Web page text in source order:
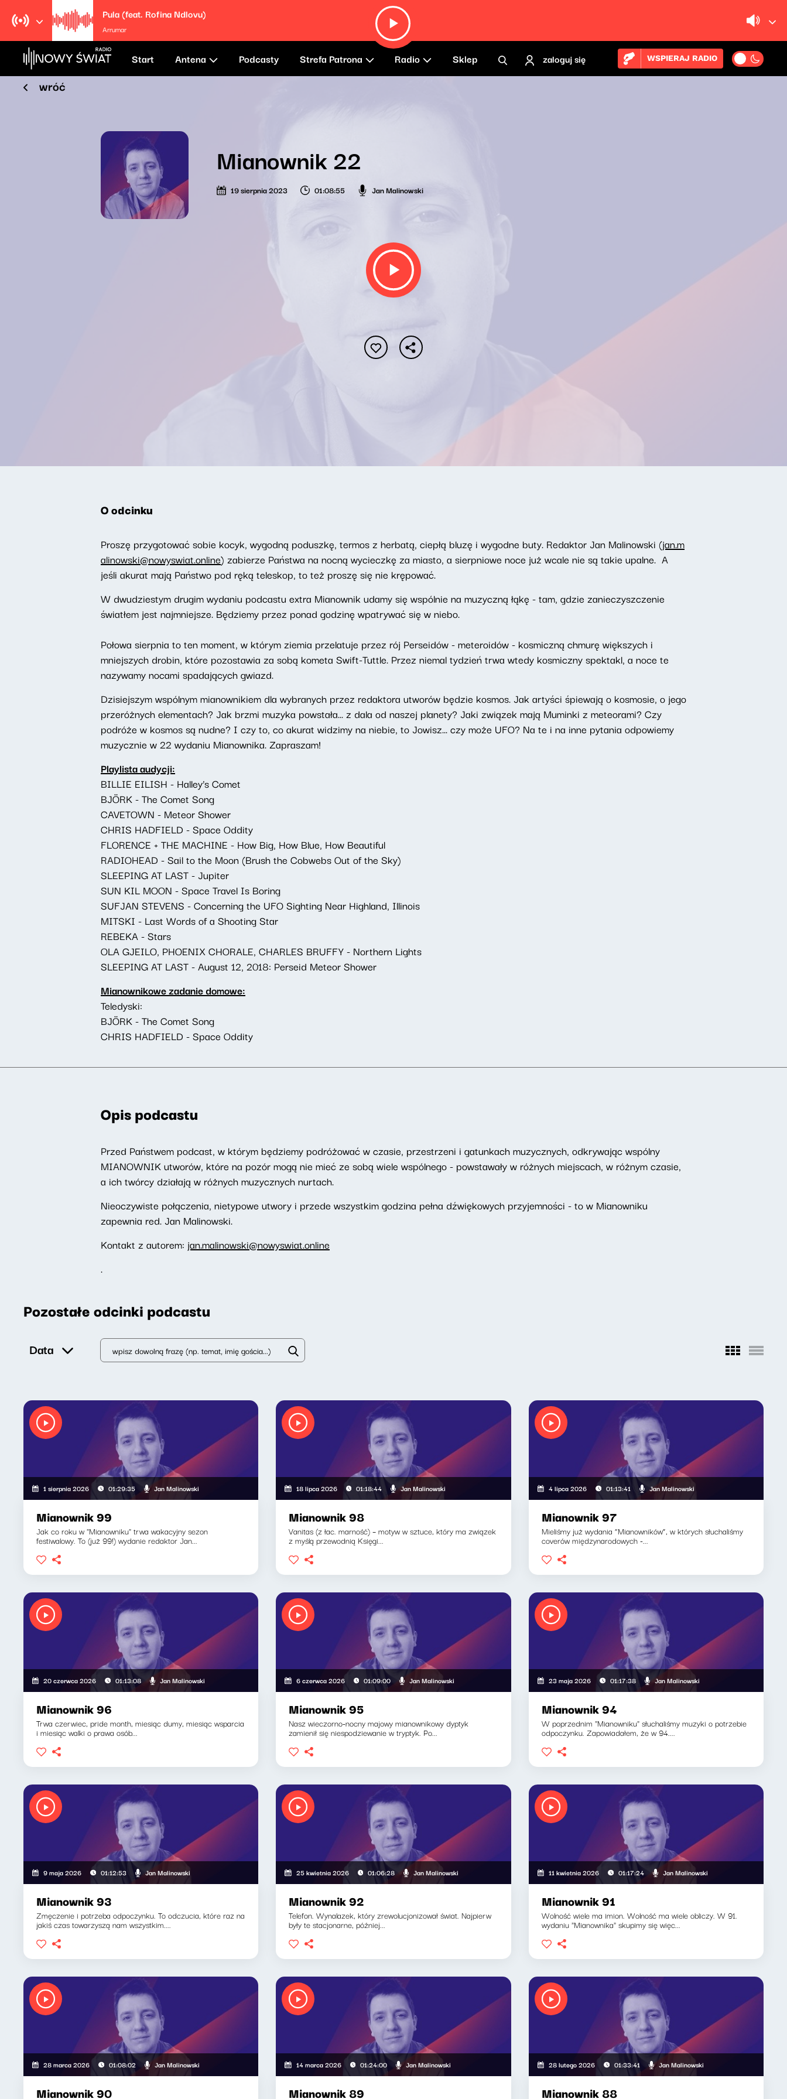
Pula (feat. Rofina Ndlovu)
Arrumar
Start Antena Podcasty Strefa Patrona Radio Sklep zaloguj się WSPIERAJ RADIO
wróć
Mianownik 22
19 sierpnia 2023 01:08:55 Jan Malinowski
O odcinku
Proszę przygotować sobie kocyk, wygodną poduszkę, termos z herbatą, ciepłą bluzę i wygodne buty. Redaktor Jan Malinowski (jan.m
alinowski@nowyswiat.online) zabierze Państwa na nocną wycieczkę za miasto, a sierpniowe noce już wcale nie są takie upalne. A
jeśli akurat mają Państwo pod ręką teleskop, to też proszę się nie krępować.
W dwudziestym drugim wydaniu podcastu extra Mianownik udamy się wspólnie na muzyczną łąkę - tam, gdzie zanieczyszczenie
światłem jest najmniejsze. Będziemy przez ponad godzinę wpatrywać się w niebo.
Połowa sierpnia to ten moment, w którym ziemia przelatuje przez rój Perseidów - meteroidów - kosmiczną chmurę większych i
mniejszych drobin, które pozostawia za sobą kometa Swift-Tuttle. Przez niemal tydzień trwa wtedy kosmiczny spektakl, a noce te
nazywamy nocami spadających gwiazd.
Dzisiejszym wspólnym mianownikiem dla wybranych przez redaktora utworów będzie kosmos. Jak artyści śpiewają o kosmosie, o jego
przeróżnych elementach? Jak brzmi muzyka powstała... z dala od naszej planety? Jaki związek mają Muminki z meteorami? Czy
podróże w kosmos są nudne? I czy to, co akurat widzimy na niebie, to Jowisz... czy może UFO? Na te i na inne pytania odpowiemy
muzycznie w 22 wydaniu Mianownika. Zapraszam!
Playlista audycji:
BILLIE EILISH - Halley’s Comet
BJÖRK - The Comet Song
CAVETOWN - Meteor Shower
CHRIS HADFIELD - Space Oddity
FLORENCE + THE MACHINE - How Big, How Blue, How Beautiful
RADIOHEAD - Sail to the Moon (Brush the Cobwebs Out of the Sky)
SLEEPING AT LAST - Jupiter
SUN KIL MOON - Space Travel Is Boring
SUFJAN STEVENS - Concerning the UFO Sighting Near Highland, Illinois
MITSKI - Last Words of a Shooting Star
REBEKA - Stars
OLA GJEILO, PHOENIX CHORALE, CHARLES BRUFFY - Northern Lights
SLEEPING AT LAST - August 12, 2018: Perseid Meteor Shower
Mianownikowe zadanie domowe:
Teledyski:
BJÖRK - The Comet Song
CHRIS HADFIELD - Space Oddity
Opis podcastu
Przed Państwem podcast, w którym będziemy podróżować w czasie, przestrzeni i gatunkach muzycznych, odkrywając wspólny
MIANOWNIK utworów, które na pozór mogą nie mieć ze sobą wiele wspólnego - powstawały w różnych miejscach, w różnym czasie,
a ich twórcy działają w różnych muzycznych nurtach.
Nieoczywiste połączenia, nietypowe utwory i przede wszystkim godzina pełna dźwiękowych przyjemności - to w Mianowniku
zapewnia red. Jan Malinowski.
Kontakt z autorem: jan.malinowski@nowyswiat.online
.
Pozostałe odcinki podcastu
Data
1 sierpnia 2026 01:29:35 Jan Malinowski
Mianownik 99
Jak co roku w "Mianowniku" trwa wakacyjny sezon
festiwalowy. To (już 99!) wydanie redaktor Jan...
18 lipca 2026 01:18:44 Jan Malinowski
Mianownik 98
Vanitas (z łac. marność) – motyw w sztuce, który ma związek
z myślą przewodnią Księgi...
4 lipca 2026 01:13:41 Jan Malinowski
Mianownik 97
Mieliśmy już wydania “Mianowników”, w których słuchaliśmy
coverów międzynarodowych -...
20 czerwca 2026 01:13:08 Jan Malinowski
Mianownik 96
Trwa czerwiec, pride month, miesiąc dumy, miesiąc wsparcia
i miesiąc walki o prawa osób...
6 czerwca 2026 01:09:00 Jan Malinowski
Mianownik 95
Nasz wieczorno-nocny majowy mianownikowy dyptyk
zamienił się niespodziewanie w tryptyk. Po...
23 maja 2026 01:17:38 Jan Malinowski
Mianownik 94
W poprzednim "Mianowniku" słuchaliśmy muzyki o potrzebie
odpoczynku. Zapowiadałem, że w 94....
9 maja 2026 01:12:53 Jan Malinowski
Mianownik 93
Zmęczenie i potrzeba odpoczynku. To odczucia, które raz na
jakiś czas towarzyszą nam wszystkim....
25 kwietnia 2026 01:06:28 Jan Malinowski
Mianownik 92
Telefon. Wynalazek, który zrewolucjonizował świat. Najpierw
były te stacjonarne, później...
11 kwietnia 2026 01:17:24 Jan Malinowski
Mianownik 91
Wolność wiele ma imion. Wolność ma wiele obliczy. W 91.
wydaniu "Mianownika" skupimy się więc...
28 marca 2026 01:08:02 Jan Malinowski
Mianownik 90
14 marca 2026 01:24:00 Jan Malinowski
Mianownik 89
28 lutego 2026 01:33:41 Jan Malinowski
Mianownik 88